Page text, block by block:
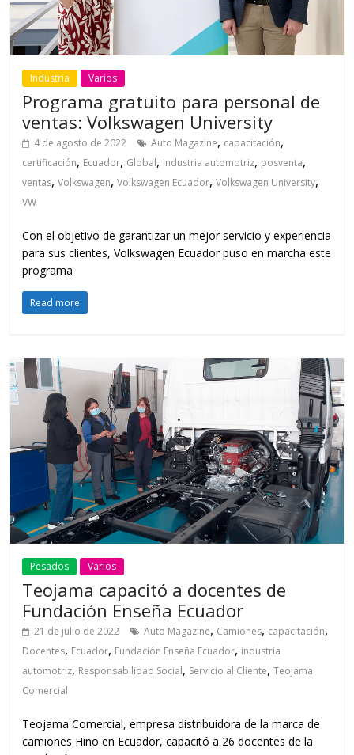
Industria Varios
Programa gratuito para personal de
ventas: Volkswagen University
4 de agosto de 2022 Auto Magazine, capacitación,
certificación, Ecuador, Global, industria automotriz, posventa,
ventas,Volkswagen,Volkswagen Ecuador,Volkswagen University,
VW
Con el objetivo de garantizar un mejor servicio y experiencia
para sus clientes, Volkswagen Ecuador puso en marcha este
programa
Read more
Pesados Varios
Teojama capacitó a docentes de
Fundación Enseña Ecuador
21 de julio de 2022 Auto Magazine, Camiones, capacitación,
Docentes, Ecuador, Fundación Enseña Ecuador, industria
automotriz, Responsabilidad Social, Servicio al Cliente,Teojama
Comercial
Teojama Comercial, empresa distribuidora de la marca de
camiones Hino en Ecuador, capacitó a 26 docentes de la